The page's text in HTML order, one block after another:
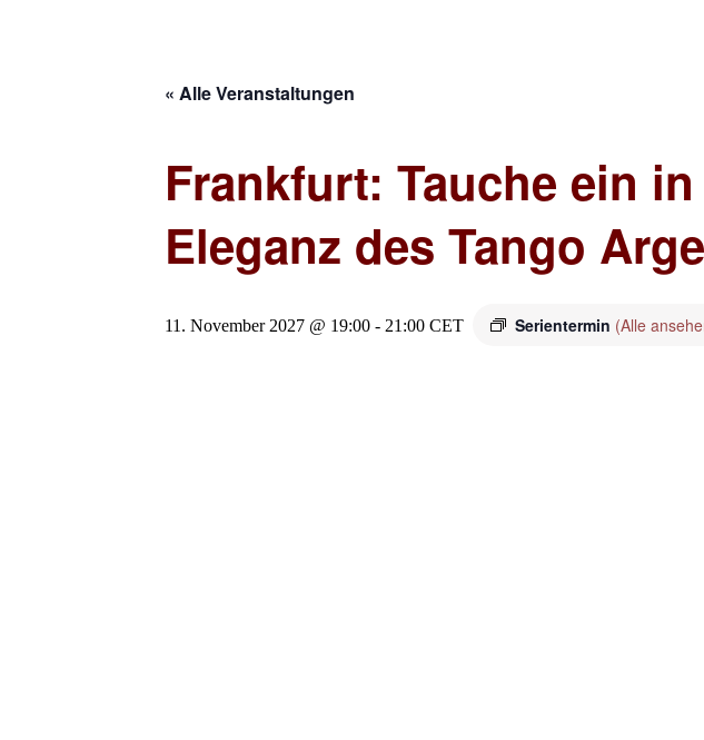
« Alle Veranstaltungen
Frankfurt: Tauche ein
Eleganz des Tango
11. November 2027 @ 19:00 - 21:00 CET Serientermin (Alle